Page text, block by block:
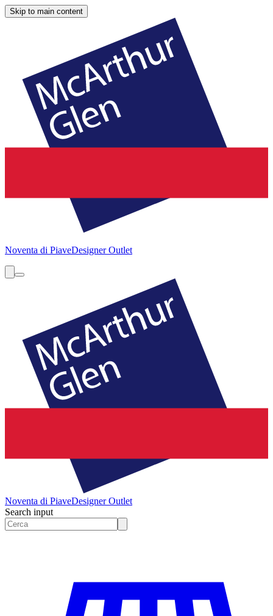
Skip to main content
Noventa di PiaveDesigner Outlet
Noventa di PiaveDesigner Outlet
Search input